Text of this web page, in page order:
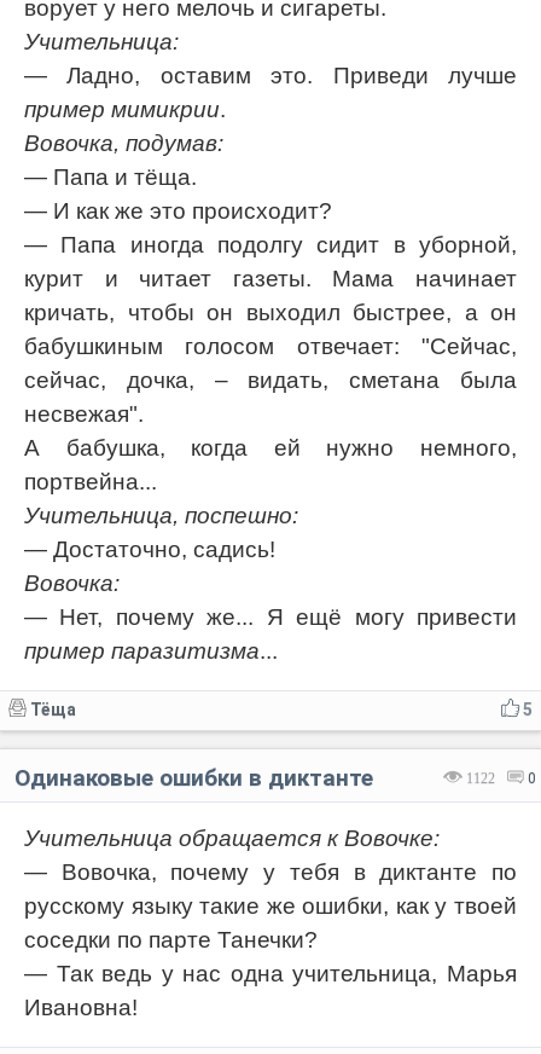
ворует у него мелочь и сигареты.
Учительница:
— Ладно, оставим это. Приведи лучше
пример мимикрии.
Вовочка, подумав:
— Папа и тёща.
— И как же это происходит?
— Папа иногда подолгу сидит в уборной,
курит и читает газеты. Мама начинает
кричать, чтобы он выходил быстрее, а он
бабушкиным голосом отвечает: "Сейчас,
сейчас, дочка, – видать, сметана была
несвежая".
А бабушка, когда ей нужно немного,
портвейна...
Учительница, поспешно:
— Достаточно, садись!
Вовочка:
— Нет, почему же... Я ещё могу привести
пример паразитизма...
5
Тёща
1122 0
Одинаковые ошибки в диктанте
Учительница обращается к Вовочке:
— Вовочка, почему у тебя в диктанте по
русскому языку такие же ошибки, как у твоей
соседки по парте Танечки?
— Так ведь у нас одна учительница, Марья
Ивановна!